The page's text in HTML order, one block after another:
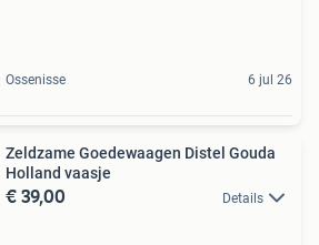
Ossenisse 6 jul 26
Zeldzame Goedewaagen Distel Gouda
Holland vaasje
€ 39,00 Details